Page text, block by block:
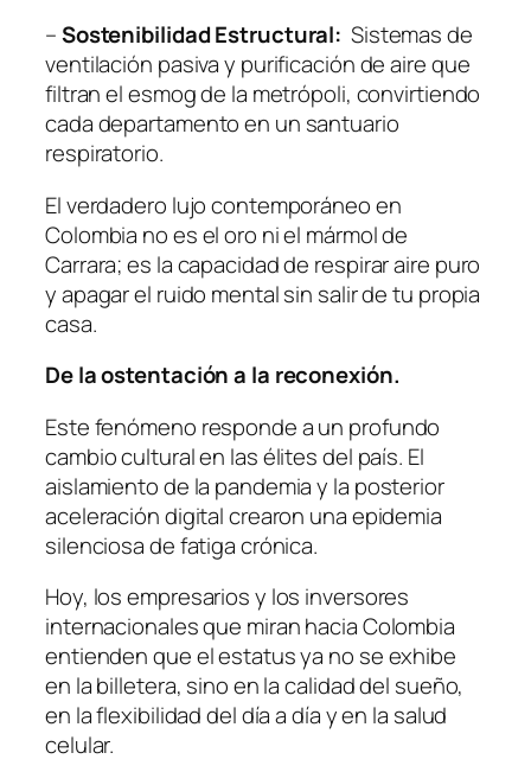
–Sostenibilidad Estructural: Sistemas de
ventilación pasiva y purificación de aire que
filtran el esmog de la metrópoli, convirtiendo
cada departamento en un santuario
respiratorio.
El verdadero lujo contemporáneo en
Colombia no es el oro ni el mármol de
Carrara; es la capacidad de respirar aire puro
y apagar el ruido mental sin salir de tu propia
casa.
De la ostentación a la reconexión.
Este fenómeno responde a un profundo
cambio cultural en las élites del país. El
aislamiento de la pandemia y la posterior
aceleración digital crearon una epidemia
silenciosa de fatiga crónica.
Hoy, los empresarios y los inversores
internacionales que miran hacia Colombia
entienden que el estatus ya no se exhibe
en la billetera, sino en la calidad del sueño,
en la flexibilidad del día a día y en la salud
celular.